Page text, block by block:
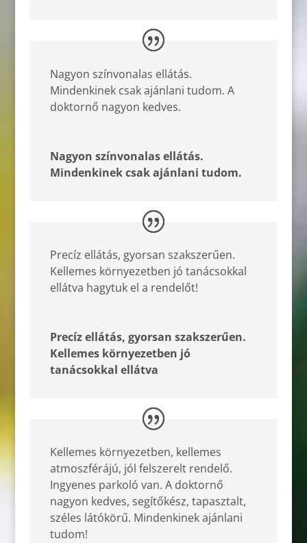
Nagyon színvonalas ellátás.
Mindenkinek csak ajánlani tudom. A
doktornő nagyon kedves.
Nagyon színvonalas ellátás.
Mindenkinek csak ajánlani tudom.
Precíz ellátás, gyorsan szakszerűen.
Kellemes környezetben jó tanácsokkal
ellátva hagytuk el a rendelőt!
Precíz ellátás, gyorsan szakszerűen.
Kellemes környezetben jó
tanácsokkal ellátva
Kellemes környezetben, kellemes
atmoszférájú, jól felszerelt rendelő.
Ingyenes parkoló van. A doktornő
nagyon kedves, segítőkész, tapasztalt,
széles látókörű. Mindenkinek ajánlani
tudom!